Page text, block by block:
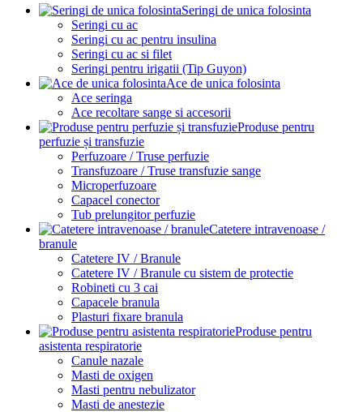
Seringi de unica folosinta
Seringi cu ac
Seringi cu ac pentru insulina
Seringi cu ac si filet
Seringi pentru irigatii (Tip Guyon)
Ace de unica folosinta
Ace seringa
Ace recoltare sange si accesorii
Produse pentru
perfuzie și transfuzie
Perfuzoare / Truse perfuzie
Transfuzoare / Truse transfuzie sange
Microperfuzoare
Capacel conector
Tub prelungitor perfuzie
Catetere intravenoase /
branule
Catetere IV / Branule
Catetere IV / Branule cu sistem de protectie
Robineti cu 3 cai
Capacele branula
Plasturi fixare branula
Produse pentru
asistenta respiratorie
Canule nazale
Masti de oxigen
Masti pentru nebulizator
Masti de anestezie